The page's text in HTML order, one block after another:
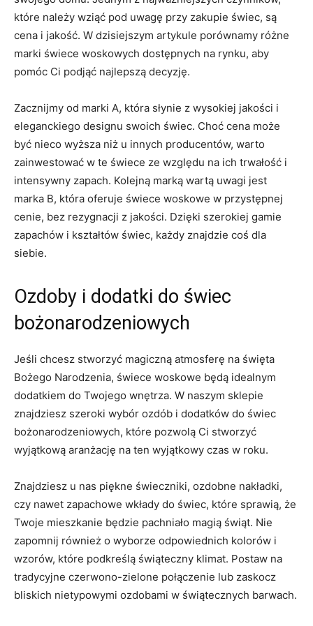
które należy wziąć pod uwagę przy zakupie świec,​ są
cena i jakość. W dzisiejszym‌ artykule porównamy różne
marki świece woskowych dostępnych na rynku, aby
pomóc Ci podjąć ⁤najlepszą decyzję.
Zacznijmy od marki​ A, która słynie z wysokiej jakości i
eleganckiego designu swoich ⁢świec. Choć cena może
być nieco wyższa niż u innych producentów, warto‍
zainwestować w te ⁤świece ‌ze ​względu na ich trwałość i
intensywny zapach. Kolejną marką wartą uwagi jest
marka⁤ B, która oferuje świece woskowe w⁣ przystępnej
cenie, bez rezygnacji z jakości. Dzięki szerokiej gamie⁤
zapachów i‌ kształtów świec, każdy znajdzie coś dla
siebie.
Ozdoby i dodatki do świec
bożonarodzeniowych
Jeśli chcesz ⁢stworzyć ‌magiczną atmosferę na święta
Bożego Narodzenia,‌ świece woskowe będą idealnym
dodatkiem do Twojego wnętrza. ⁤W naszym sklepie
znajdziesz szeroki wybór ozdób i ‍dodatków do świec
bożonarodzeniowych,‌ które pozwolą Ci stworzyć
wyjątkową​ aranżację na ‍ten​ wyjątkowy czas w roku.
Znajdziesz u nas piękne świeczniki, ozdobne nakładki,
czy‌ nawet zapachowe wkłady do świec, które sprawią, że
Twoje mieszkanie będzie pachniało magią świąt. Nie
zapomnij również o​ wyborze​ odpowiednich kolorów ⁣i
wzorów, które podkreślą świąteczny⁢ klimat. Postaw na
tradycyjne czerwono-zielone⁣ połączenie lub zaskocz
bliskich nietypowymi ozdobami w świątecznych barwach.